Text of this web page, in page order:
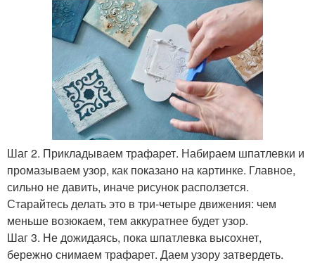
Шаг 2. Прикладываем трафарет. Набираем шпатлевки и
промазываем узор, как показано на картинке. Главное,
сильно не давить, иначе рисунок расползется.
Старайтесь делать это в три-четыре движения: чем
меньше возюкаем, тем аккуратнее будет узор.
Шаг 3. Не дожидаясь, пока шпатлевка высохнет,
бережно снимаем трафарет. Даем узору затвердеть.